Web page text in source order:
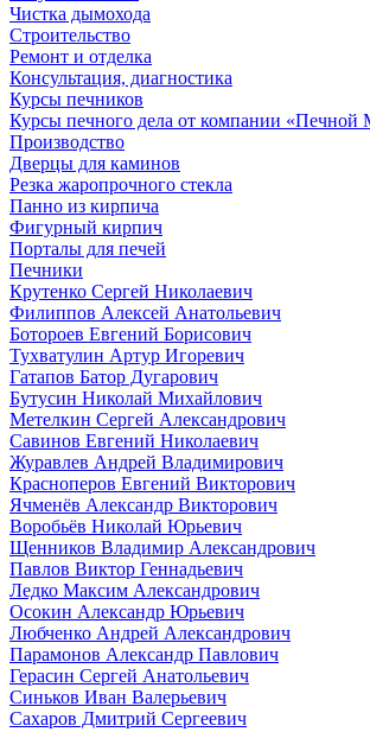
Чистка дымохода
Строительство
Ремонт и отделка
Консультация, диагностика
Курсы печников
Курсы печного дела от компании «Печной
Производство
Дверцы для каминов
Резка жаропрочного стекла
Панно из кирпича
Фигурный кирпич
Порталы для печей
Печники
Крутенко Сергей Николаевич
Филиппов Алексей Анатольевич
Ботороев Евгений Борисович
Тухватулин Артур Игоревич
Гатапов Батор Дугарович
Бутусин Николай Михайлович
Метелкин Сергей Александрович
Савинов Евгений Николаевич
Журавлев Андрей Владимирович
Красноперов Евгений Викторович
Ячменёв Александр Викторович
Воробьёв Николай Юрьевич
Щенников Владимир Александрович
Павлов Виктор Геннадьевич
Ледко Максим Александрович
Осокин Александр Юрьевич
Любченко Андрей Александрович
Парамонов Александр Павлович
Герасин Сергей Анатольевич
Синьков Иван Валерьевич
Сахаров Дмитрий Сергеевич